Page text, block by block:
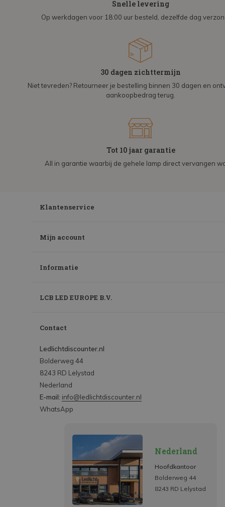
Snelle levering
Op werkdagen voor 18:00 uur besteld, dezelfde dag
30 dagen zichttermijn
Niet tevreden? Retourneer je bestelling binnen 30 dagen en
aankoopbedrag terug.
Tot 10 jaar garantie
All in garantie waarbij de gehele lamp direct vervangen
Klantenservice
Mijn account
Informatie
LCB LED EUROPE B.V.
Contact
Ledlichtdiscounter.nl
Bolderweg 44
8243 RD Lelystad
Nederland
E-mail: info@ledlichtdiscounter.nl
WhatsApp
Nederland
Hoofdkantoor
Bolderweg 44
8243 RD Lelystad